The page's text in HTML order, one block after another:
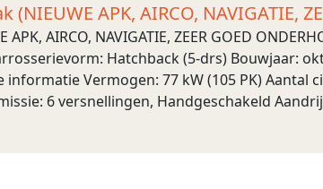
APK, AIRCO, NAVIGATIE,
AIRCO, NAVIGATIE, ZEER GOED
Hatchback (5-drs) Bouwjaar:
Vermogen: 77 kW (105 PK) Aantal
6 versnellingen, Handgeschakeld